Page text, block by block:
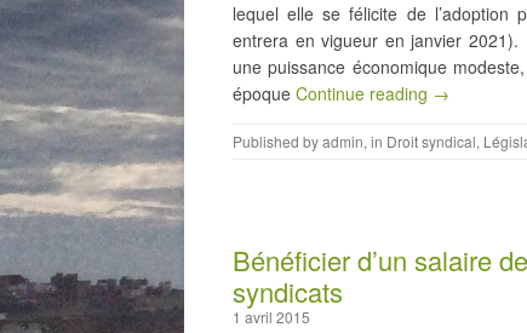
lequel elle se félicite de l’adoption
entrera en vigueur en janvier
une puissance économique
époque Continue reading →
Published byadmin, in Droit syndical,
Bénéficier d’un salaire
syndicats
1 avril 2015